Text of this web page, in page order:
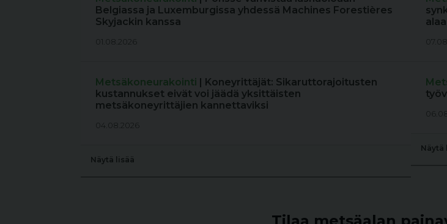
Belgiassa ja Luxemburgissa yhdessä Machines Forestières
Skyjackin kanssa
01.08.2026
Metsäkoneurakointi | Koneyrittäjät: Sikaruttorajoitusten
kustannukset eivät voi jäädä yksittäisten
metsäkoneyrittäjien kannettaviksi
04.08.2026
Näytä lisää
alaa
Näytä
Tilaa metsäalan